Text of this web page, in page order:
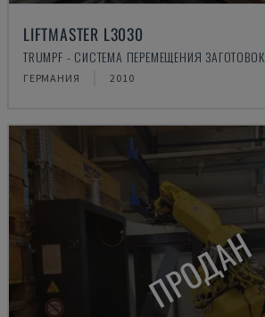
LIFTMASTER L3030
TRUMPF - СИСТЕМА ПЕРЕМЕЩЕНИЯ ЗАГОТОВОК
ГЕРМАНИЯ 2010
ПРОДАН